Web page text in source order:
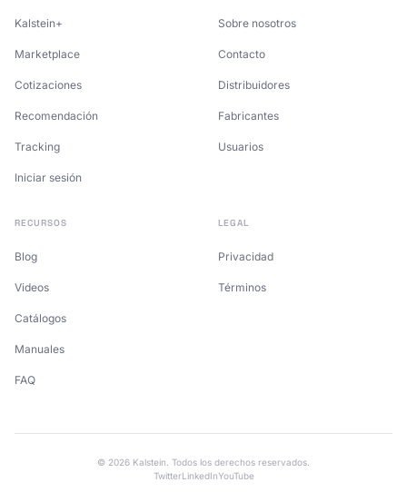
Kalstein+
Marketplace
Cotizaciones
Recomendación
Tracking
Iniciar sesión
Sobre nosotros
Contacto
Distribuidores
Fabricantes
Usuarios
RECURSOS
Blog
Videos
Catálogos
Manuales
FAQ
LEGAL
Privacidad
Términos
© 2026 Kalstein. Todos los derechos reservados.
TwitterLinkedInYouTube